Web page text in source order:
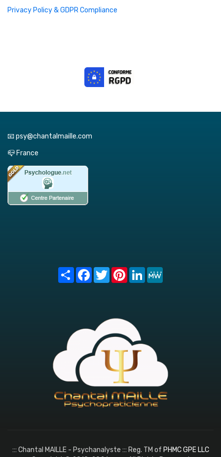
Privacy Policy & GDPR Compliance
📧 psy@chantalmaille.com
📪 France
Share FacebookTwitterPinterest
LinkedIn
::: Chantal MAILLE - Psychanalyste ::: Reg. TM of PHMC GPE LLC